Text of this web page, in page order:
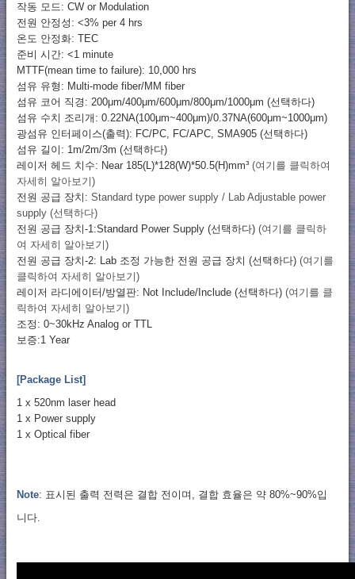
작동 모드: CW or Modulation
전원 안정성: <3% per 4 hrs
온도 안정화: TEC
준비 시간: <1 minute
MTTF(mean time to failure): 10,000 hrs
섬유 유형: Multi-mode fiber/MM fiber
섬유 코어 직경: 200μm/400μm/600μm/800μm/1000μm (선택하다)
섬유 수치 조리개: 0.22NA(100μm~400μm)/0.37NA(600μm~1000μm)
광섬유 인터페이스(출력): FC/PC, FC/APC, SMA905 (선택하다)
섬유 길이: 1m/2m/3m (선택하다)
레이저 헤드 치수: Near 185(L)*128(W)*50.5(H)mm³(여기를 클릭하여
자세히 알아보기)
전원 공급 장치: Standard type power supply / Lab Adjustable power
supply (선택하다)
전원 공급 장치-1:Standard Power Supply (선택하다) (여기를 클릭하
여 자세히 알아보기)
전원 공급 장치-2: Lab 조정 가능한 전원 공급 장치 (선택하다) (여기를
클릭하여 자세히 알아보기)
레이저 라디에이터/방열판: Not Include/Include (선택하다) (여기를 클
릭하여 자세히 알아보기)
조정: 0~30kHz Analog or TTL
보증:1 Year
[Package List]
1 x 520nm laser head
1 x Power supply
1 x Optical fiber
Note: 표시된 출력 전력은 결합 전이며, 결합 효율은 약 80%~90%입
니다.